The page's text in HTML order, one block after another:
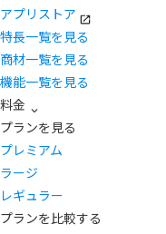
アプリストア
特長一覧を見る
商材一覧を見る
機能一覧を見る
料金
プランを見る
プレミアム
ラージ
レギュラー
プランを比較する